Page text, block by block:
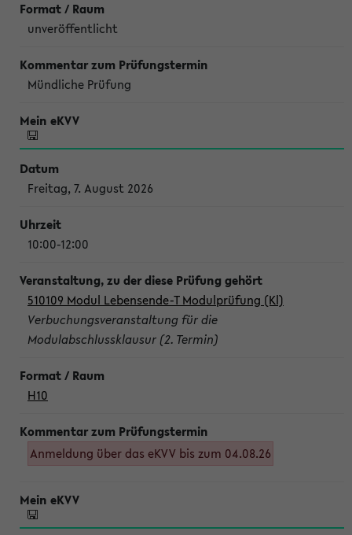
unveröffentlicht
Mündliche Prüfung
Freitag, 7. August 2026
10:00-12:00
510109 Modul Lebensende-T Modulprüfung (Kl)
Verbuchungsveranstaltung für die
Modulabschlussklausur (2. Termin)
H10
Anmeldung über das eKVV bis zum 04.08.26